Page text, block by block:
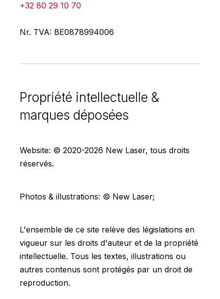
+32 80 29 10 70
Nr. TVA: BE0878994006
Propriété intellectuelle &
marques déposées
Website: © 2020-2026 New Laser, tous droits
réservés.
Photos & illustrations: © New Laser;
L'ensemble de ce site relève des législations en
vigueur sur les droits d'auteur et de la propriété
intellectuelle. Tous les textes, illustrations ou
autres contenus sont protégés par un droit de
reproduction.